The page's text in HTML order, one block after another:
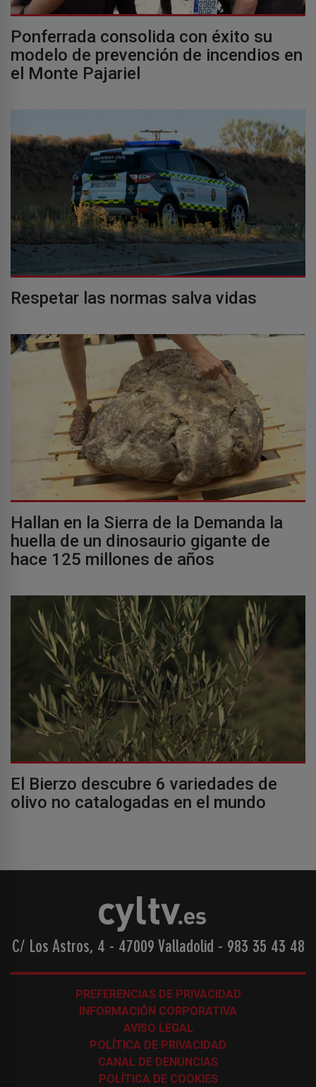
Ponferrada consolida con éxito su
modelo de prevención de incendios en
el Monte Pajariel
Respetar las normas salva vidas
Hallan en la Sierra de la Demanda la
huella de un dinosaurio gigante de
hace 125 millones de años
El Bierzo descubre 6 variedades de
olivo no catalogadas en el mundo
C/ Los Astros, 4 - 47009 Valladolid - 983 35 43 48
PREFERENCIAS DE PRIVACIDAD
INFORMACIÓN CORPORATIVA
AVISO LEGAL
POLÍTICA DE PRIVACIDAD
CANAL DE DENUNCIAS
POLÍTICA DE COOKIES